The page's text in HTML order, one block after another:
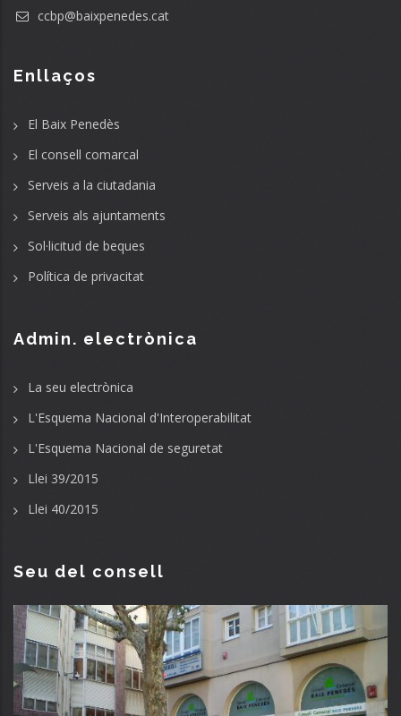
ccbp@baixpenedes.cat
Enllaços
El Baix Penedès
El consell comarcal
Serveis a la ciutadania
Serveis als ajuntaments
Sol·licitud de beques
Política de privacitat
Admin. electrònica
La seu electrònica
L'Esquema Nacional d'Interoperabilitat
L'Esquema Nacional de seguretat
Llei 39/2015
Llei 40/2015
Seu del consell